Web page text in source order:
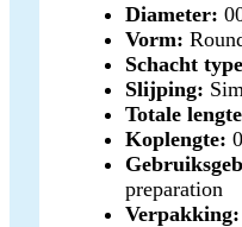
Diameter:
Vorm:
Schacht
Slijping:
Totale
Koplengte:
preparation
Verpakking: